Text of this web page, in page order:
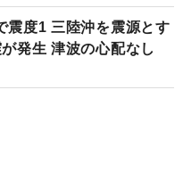
震度1 三陸沖を震源とす
発生 津波の心配なし